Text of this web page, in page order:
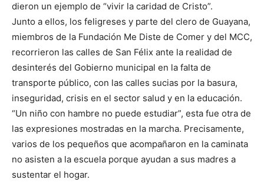
dieron un ejemplo de “vivir la caridad de Cristo”.
Junto a ellos, los feligreses y parte del clero de Guayana,
miembros de la Fundación Me Diste de Comer y del MCC,
recorrieron las calles de San Félix ante la realidad de
desinterés del Gobierno municipal en la falta de
transporte público, con las calles sucias por la basura,
inseguridad, crisis en el sector salud y en la educación.
“Un niño con hambre no puede estudiar”, esta fue otra de
las expresiones mostradas en la marcha. Precisamente,
varios de los pequeños que acompañaron en la caminata
no asisten a la escuela porque ayudan a sus madres a
sustentar el hogar.